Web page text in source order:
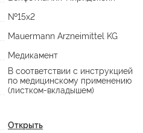
№15х2
Mauermann Arzneimittel KG
Медикамент
В соответствии с инструкцией
по медицинскому применению
(листком-вкладышем)
Открыть